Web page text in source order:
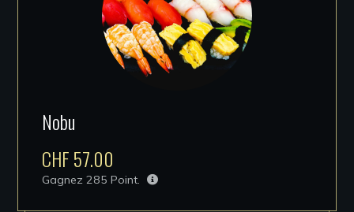
Nobu
CHF57.00
Gagnez285 Point.